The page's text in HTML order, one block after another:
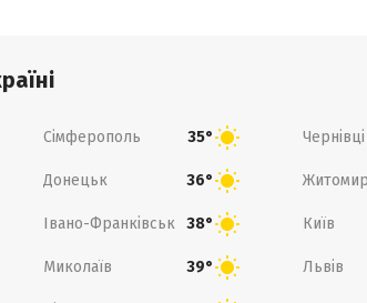
Сімферополь 35° Чернівці
Донецьк 36° Житомир
Івано-Франківськ 38° Київ
Миколаїв 39° Львів